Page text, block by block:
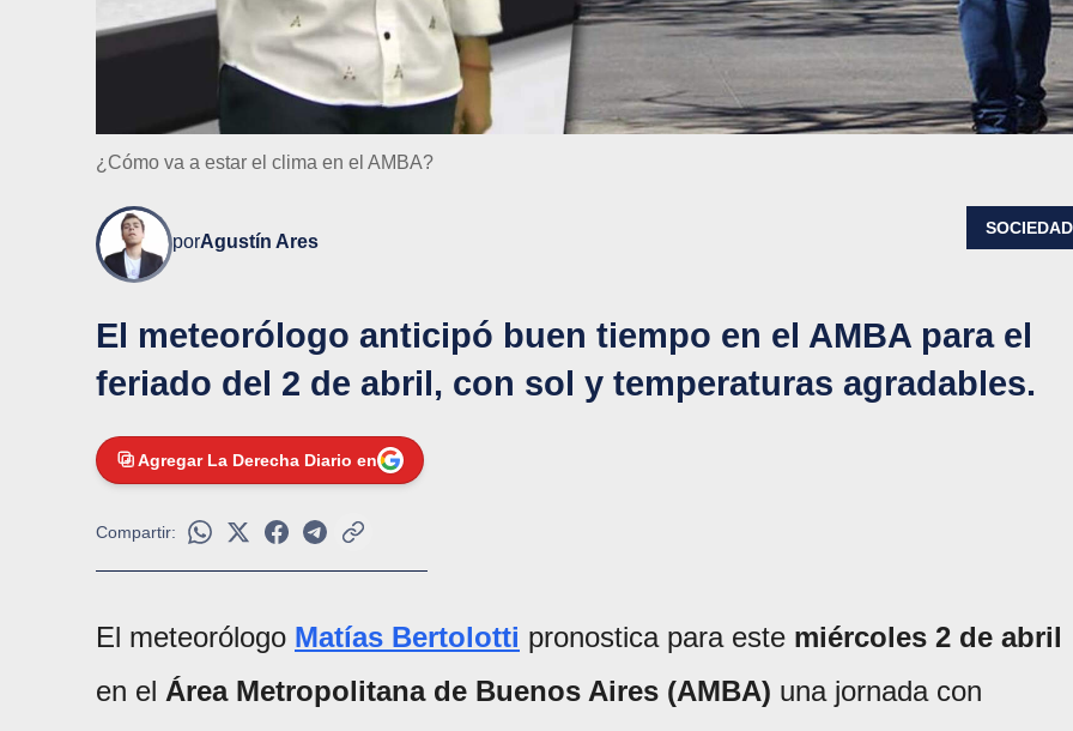
¿Cómo va a estar el clima en el AMBA?
porAgustín Ares
SOCIEDAD
El meteorólogo anticipó buen tiempo en el AMBA para el
feriado del 2 de abril, con sol y temperaturas agradables.
Agregar La Derecha Diario en
Compartir:
El meteorólogo Matías Bertolotti pronostica para este miércoles 2 de abril
en el Área Metropolitana de Buenos Aires (AMBA) una jornada con